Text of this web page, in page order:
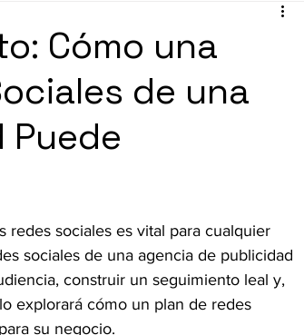
Cómo una
de una
Puede
redes sociales es vital para cualquier
sociales de una agencia de publicidad
construir un seguimiento leal y,
explorará cómo un plan de redes
su negocio.